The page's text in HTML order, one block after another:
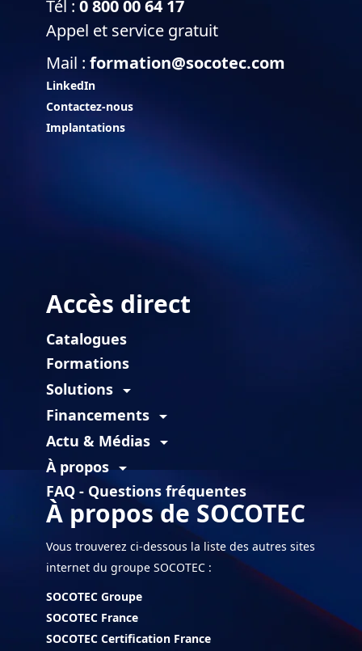
Tél : 0 800 00 64 17
Appel et service gratuit
Mail : formation@socotec.com
LinkedIn
Contactez-nous
Implantations
Accès direct
Catalogues
Formations
Solutions arrow_drop_down
Financements arrow_drop_down
Actu & Médias arrow_drop_down
À proposarrow_drop_down
FAQ - Questions fréquentes
À propos de SOCOTEC
Vous trouverez ci-dessous la liste des autres sites
internet du groupe SOCOTEC :
SOCOTEC Groupe
SOCOTEC France
SOCOTEC Certification France